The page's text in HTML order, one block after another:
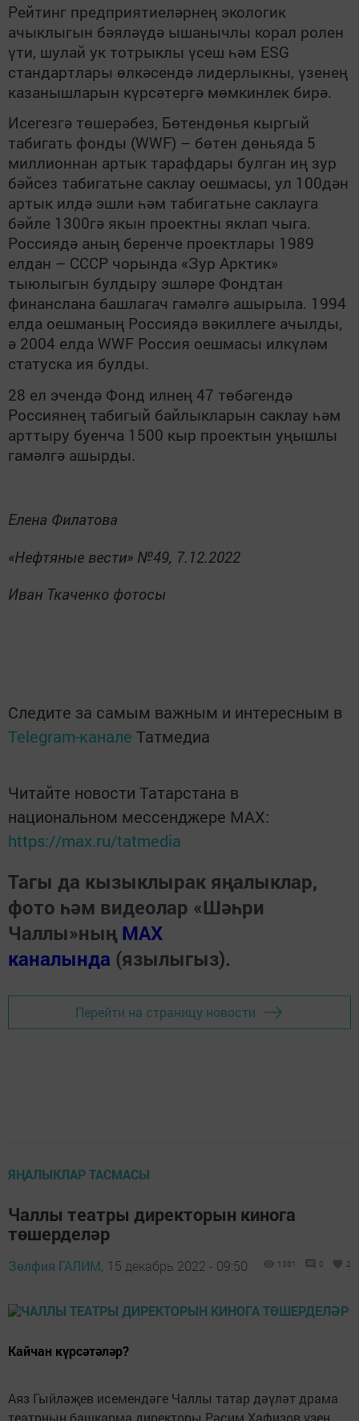
Рейтинг предприятиеләрнең экологик
ачыклыгын бәяләүдә ышанычлы корал ролен
үти, шулай ук тотрыклы үсеш һәм ESG
стандартлары өлкәсендә лидерлыкны, үзенең
казанышларын күрсәтергә мөмкинлек бирә.
Исегезгә төшерәбез, Бөтендөнья кыргый
табигать фонды (WWF) – бөтен дөньяда 5
миллионнан артык тарафдары булган иң зур
бәйсез табигатьне саклау оешмасы, ул 100дән
артык илдә эшли һәм табигатьне саклауга
бәйле 1300гә якын проектны яклап чыга.
Россиядә аның беренче проектлары 1989
елдан – СССР чорында «Зур Арктик»
тыюлыгын булдыру эшләре Фондтан
финанслана башлагач гамәлгә ашырыла. 1994
елда оешманың Россиядә вәкиллеге ачылды,
ә 2004 елда WWF Россия оешмасы илкүләм
статуска ия булды.
28 ел эчендә Фонд илнең 47 төбәгендә
Россиянең табигый байлыкларын саклау һәм
арттыру буенча 1500 кыр проектын уңышлы
гамәлгә ашырды.
Елена Филатова
«Нефтяные вести» №49, 7.12.2022
Иван Ткаченко фотосы
Следите за самым важным и интересным в
Telegram-канале Татмедиа
Читайте новости Татарстана в
национальном мессенджере MАХ:
https://max.ru/tatmedia
Тагы да кызыклырак яңалыклар,
фото һәм видеолар «Шәһри
Чаллы»ның MAX
каналында (язылыгыз).
Перейти на страницу новости
ЯҢАЛЫКЛАР ТАСМАСЫ
Чаллы театры директорын кинога
төшерделәр
Зөлфия ГАЛИМ, 15 декабрь 2022 - 09:50 1381 0 2
Кайчан күрсәтәләр?
Аяз Гыйләҗев исемендәге Чаллы татар дәүләт драма
театрның башкарма директоры Рәсим Хафизов үзен